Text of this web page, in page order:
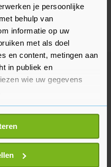
je persoonlijke
behulp van
informatie op uw
met als doel
en content, metingen aan
in publiek en
wie uw gegevens
graag:
uw geografische
nauwkeurig kan zijn
door het actief te
de